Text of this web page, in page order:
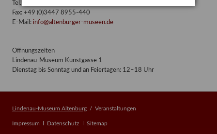
Tel.: +49 (0)3447 8955-430
Fax: +49 (0)3447 8955-440
E-Mail: info@altenburger-museen.de
Öffnungszeiten
Lindenau-Museum Kunstgasse 1
Dienstag bis Sonntag und an Feiertagen: 12–18 Uhr
Lindenau-Museum Altenburg Veranstaltungen
Navigation
Impressum Datenschutz Sitemap